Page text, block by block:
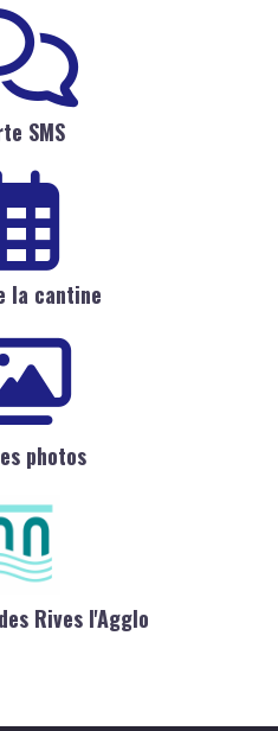
SMS
la cantine
photos
Rives l'Agglo